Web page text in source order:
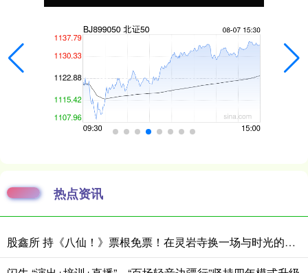
热点资讯
股鑫所 持《八仙！》票根免票！在灵岩寺换一场与时光的重逢